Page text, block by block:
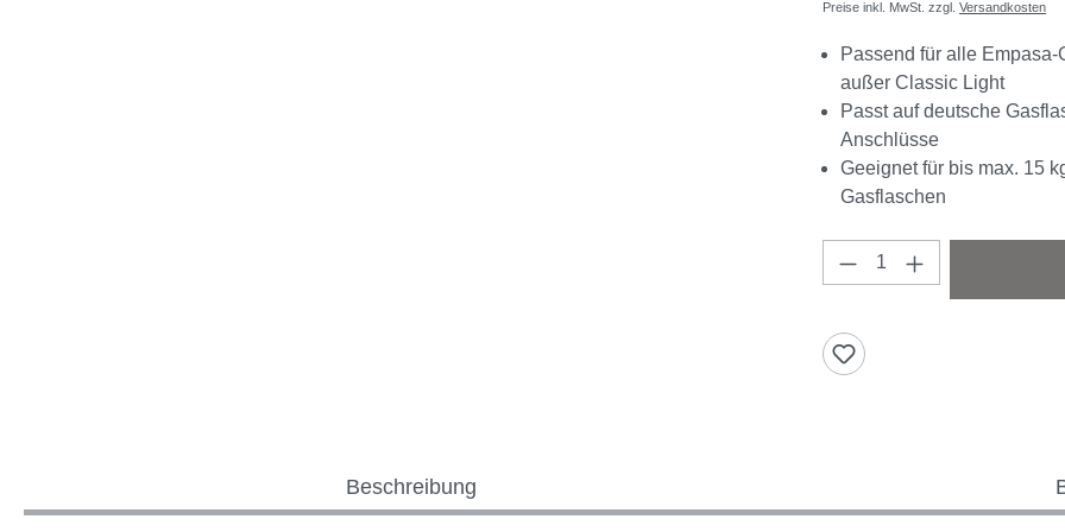
Preise inkl. MwSt. zzgl. Versandkosten
Passend für alle Empasa-
außer Classic Light
Passt auf deutsche
Anschlüsse
Geeignet für bis max. 15
Gasflaschen
Produkt Anzahl:
Beschreibung